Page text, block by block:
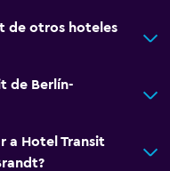
de otros hoteles
de Berlín-
a Hotel Transit